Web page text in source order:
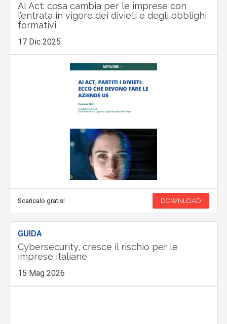
AI Act: cosa cambia per le imprese con
l’entrata in vigore dei divieti e degli obblighi
formativi
17 Dic 2025
Scaricalo gratis! DOWNLOAD
GUIDA
Cybersecurity, cresce il rischio per le
imprese italiane
15 Mag 2026